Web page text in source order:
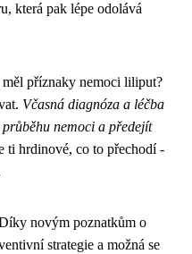
která pak lépe odolává
příznaky nemoci liliput?
Včasná diagnóza a léčba
nemoci a předejít
ti hrdinové, co to přechodí -
novým poznatkům o
strategie a možná se